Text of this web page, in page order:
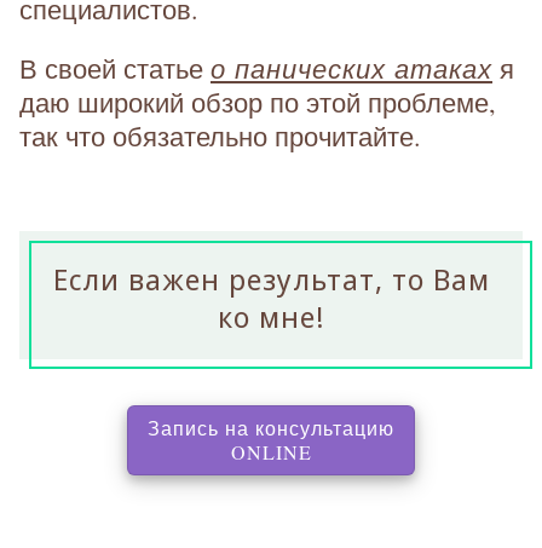
специалистов.
В своей статье о панических атаках я
даю широкий обзор по этой проблеме,
так что обязательно прочитайте.
Если важен результат, то Вам
ко мне!
Запись на консультацию
ONLINE, перенаправляет на